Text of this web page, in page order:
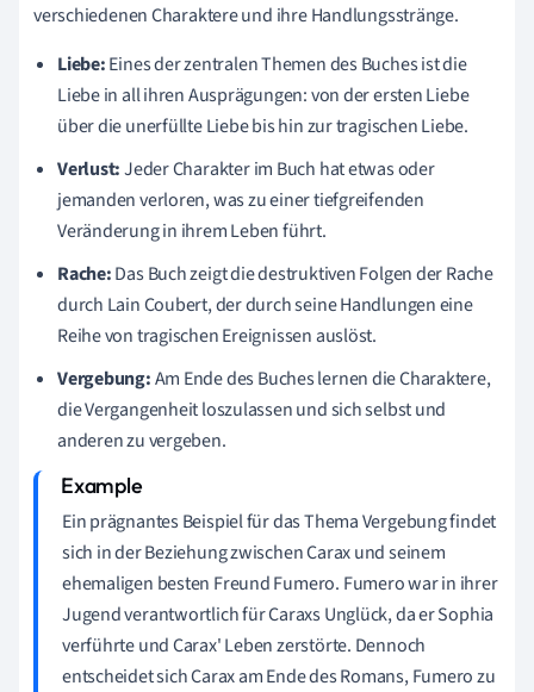
verschiedenen Charaktere und ihre Handlungsstränge.
Liebe:Eines der zentralen Themen des Buches ist die
Liebe in all ihren Ausprägungen: von der ersten Liebe
über die unerfüllte Liebe bis hin zur tragischen Liebe.
Verlust:Jeder Charakter im Buch hat etwas oder
jemanden verloren, was zu einer tiefgreifenden
Veränderung in ihrem Leben führt.
Rache:Das Buch zeigt die destruktiven Folgen der Rache
durch Lain Coubert, der durch seine Handlungen eine
Reihe von tragischen Ereignissen auslöst.
Vergebung:Am Ende des Buches lernen die Charaktere,
die Vergangenheit loszulassen und sich selbst und
anderen zu vergeben.
Ein prägnantes Beispiel für das Thema Vergebung findet
sich in der Beziehung zwischen Carax und seinem
ehemaligen besten Freund Fumero. Fumero war in ihrer
Jugend verantwortlich für Caraxs Unglück, da er Sophia
verführte und Carax' Leben zerstörte. Dennoch
entscheidet sich Carax am Ende des Romans, Fumero zu